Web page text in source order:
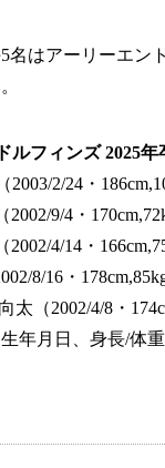
はアーリーエン
ルフィンズ 2025年
2/24・
2002/9/4・
2002/4/14・
8/16・
太（2002/4/8・
年月日、身長/体